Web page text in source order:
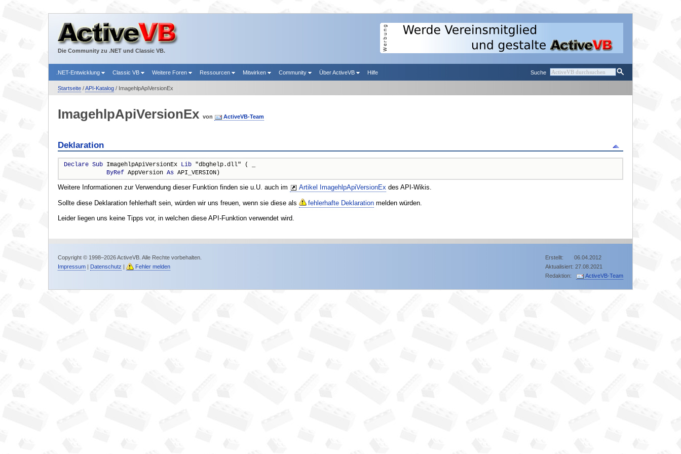
Die Community zu .NET und Classic VB.
Suche
.NET-Entwicklung Classic VB Weitere Foren Ressourcen Mitwirken Community Über ActiveVB Hilfe
Startseite/API-Katalog/ ImagehlpApiVersionEx
ImagehlpApiVersionEx von ActiveVB-Team
Deklaration
Declare Sub ImagehlpApiVersionEx Lib "dbghelp.dll" ( _
ByRef AppVersion As API_VERSION)
Weitere Informationen zur Verwendung dieser Funktion finden sie u.U. auch im Artikel ImagehlpApiVersionEx des API-Wikis.
Sollte diese Deklaration fehlerhaft sein, würden wir uns freuen, wenn sie diese als fehlerhafte Deklarationmelden würden.
Leider liegen uns keine Tipps vor, in welchen diese API-Funktion verwendet wird.
Erstellt: 06.04.2012
Aktualisiert: 27.08.2021
Redaktion:
ActiveVB-Team
Copyright © 1998–2026 ActiveVB. Alle Rechte vorbehalten.
Impressum| Datenschutz Fehler melden